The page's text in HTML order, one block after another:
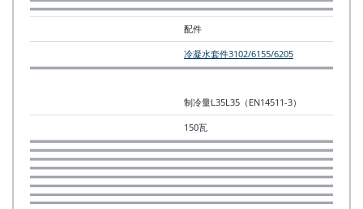
配件
冷凝水套件3102/6155/6205
制冷量L35L35（EN14511-3）
150瓦